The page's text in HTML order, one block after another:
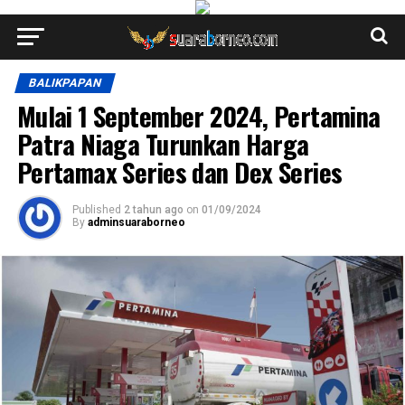
BALIKPAPAN
Mulai 1 September 2024, Pertamina
Patra Niaga Turunkan Harga
Pertamax Series dan Dex Series
Published 2 tahun ago on 01/09/2024
By adminsuaraborneo